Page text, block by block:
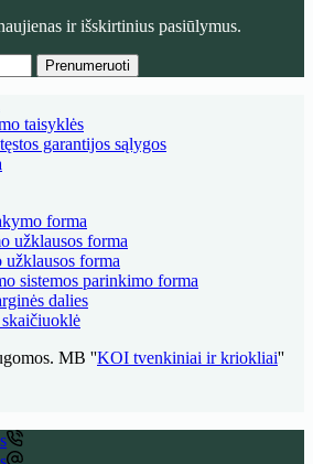
ir išskirtinius pasiūlymus.
Prenumeruoti
taisyklės
garantijos sąlygos
forma
užklausos forma
forma
sistemos parinkimo forma
dalies
MB ''KOI tvenkiniai ir kriokliai''